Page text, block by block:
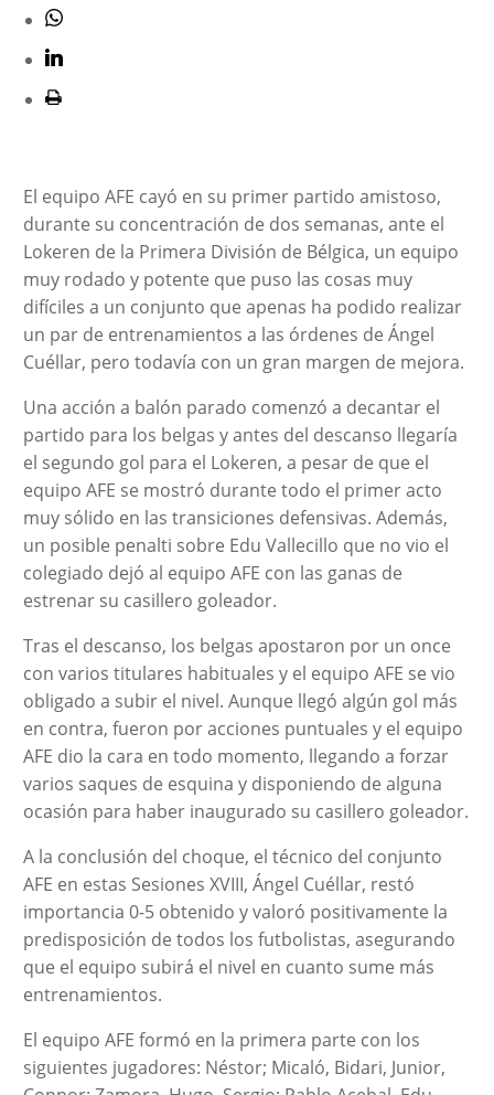
El equipo AFE cayó en su primer partido amistoso,
durante su concentración de dos semanas, ante el
Lokeren de la Primera División de Bélgica, un equipo
muy rodado y potente que puso las cosas muy
difíciles a un conjunto que apenas ha podido realizar
un par de entrenamientos a las órdenes de Ángel
Cuéllar, pero todavía con un gran margen de mejora.
Una acción a balón parado comenzó a decantar el
partido para los belgas y antes del descanso llegaría
el segundo gol para el Lokeren, a pesar de que el
equipo AFE se mostró durante todo el primer acto
muy sólido en las transiciones defensivas. Además,
un posible penalti sobre Edu Vallecillo que no vio el
colegiado dejó al equipo AFE con las ganas de
estrenar su casillero goleador.
Tras el descanso, los belgas apostaron por un once
con varios titulares habituales y el equipo AFE se vio
obligado a subir el nivel. Aunque llegó algún gol más
en contra, fueron por acciones puntuales y el equipo
AFE dio la cara en todo momento, llegando a forzar
varios saques de esquina y disponiendo de alguna
ocasión para haber inaugurado su casillero goleador.
A la conclusión del choque, el técnico del conjunto
AFE en estas Sesiones XVIII, Ángel Cuéllar, restó
importancia 0-5 obtenido y valoró positivamente la
predisposición de todos los futbolistas, asegurando
que el equipo subirá el nivel en cuanto sume más
entrenamientos.
El equipo AFE formó en la primera parte con los
siguientes jugadores: Néstor; Micaló, Bidari, Junior,